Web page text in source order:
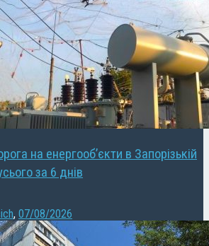
на енергооб’єкти в Запорізькій
за 6 днів
, 07/08/2026